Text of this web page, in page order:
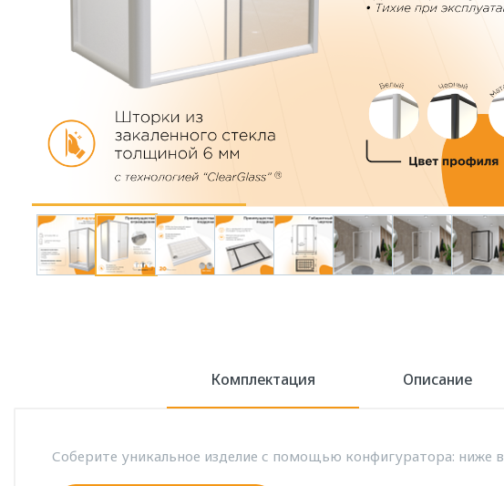
Комплектация Описание
Соберите уникальное изделие с помощью конфигуратора: